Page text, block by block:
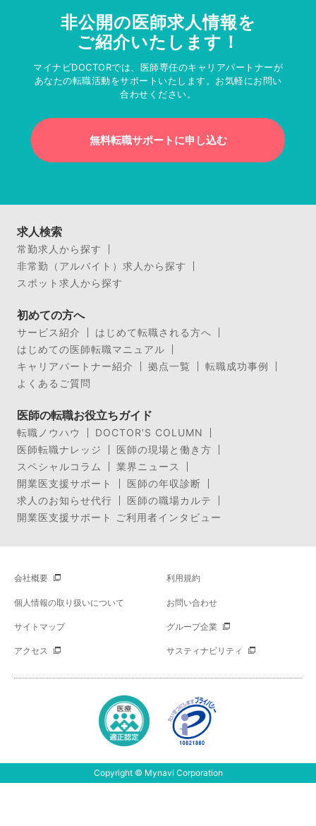
非公開の医師求人情報を
ご紹介いたします！
マイナビDOCTORでは、医師専任のキャリアパートナーが
あなたの転職活動をサポートいたします。お気軽にお問い
合わせください。
無料転職サポートに申し込む
求人検索
常勤求人から探す
非常勤（アルバイト）求人から探す
スポット求人から探す
初めての方へ
サービス紹介
はじめて転職される方へ
はじめての医師転職マニュアル
キャリアパートナー紹介
拠点一覧
転職成功事例
よくあるご質問
医師の転職お役立ちガイド
転職ノウハウ
DOCTOR’S COLUMN
医師転職ナレッジ
医師の現場と働き方
スペシャルコラム
業界ニュース
開業医支援サポート
医師の年収診断
求人のお知らせ代行
医師の職場カルテ
開業医支援サポート ご利用者インタビュー
会社概要 利用規約
個人情報の取り扱いについて お問い合わせ
サイトマップ グループ企業
アクセス サスティナビリティ
Copyright © Mynavi Corporation